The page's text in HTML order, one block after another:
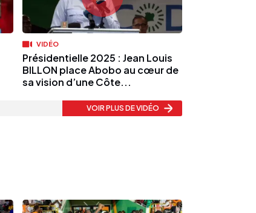
VIDÉO
Présidentielle 2025 : Jean Louis
BILLON place Abobo au cœur de
sa vision d’une Côte...
VOIR PLUS DE VIDÉO